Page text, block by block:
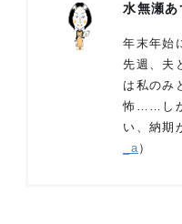
水無瀬あ
年末年始
先週、夫
は私のみ
怖……し
い、納期
_a）